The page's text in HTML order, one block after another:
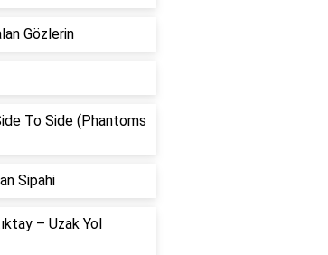
Gözlerin
To Side (Phantoms
Sipahi
– Uzak Yol